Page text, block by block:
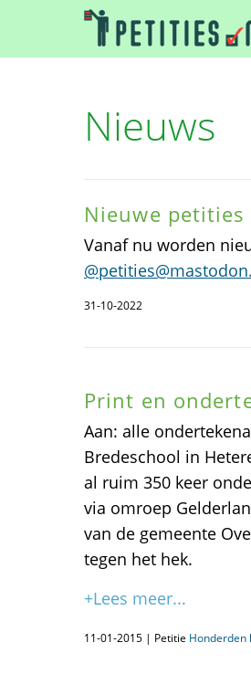
Nieuws
Nieuwe
Vanaf nu worden
31-10-2022
Print en
Aan: alle
Bredeschool in
al ruim 350 keer
via omroep
van de gemeente
tegen het hek.
+Lees meer...
11-01-2015 | Petitie Honderden